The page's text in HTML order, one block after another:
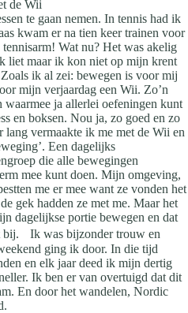
de Wii
te gaan nemen. In tennis had ik
kwam er na tien keer trainen voor
Wat nu? Het was akelig
liet maar ik kon niet op mijn krent
ik al zei: bewegen is voor mij
mijn verjaardag een Wii. Zo’n
waarmee ja allerlei oefeningen kunt
en boksen. Nou ja, zo goed en zo
lang vermaakte ik me met de Wii en
Een dagelijks
die alle bewegingen
mee kunt doen. Mijn omgeving,
me er mee want ze vonden het
gek hadden ze met me. Maar het
dagelijkse portie bewegen en dat
bij. Ik was bijzonder trouw en
ging ik door. In die tijd
en elk jaar deed ik mijn dertig
Ik ben er van overtuigd dat dit
En door het wandelen, Nordic